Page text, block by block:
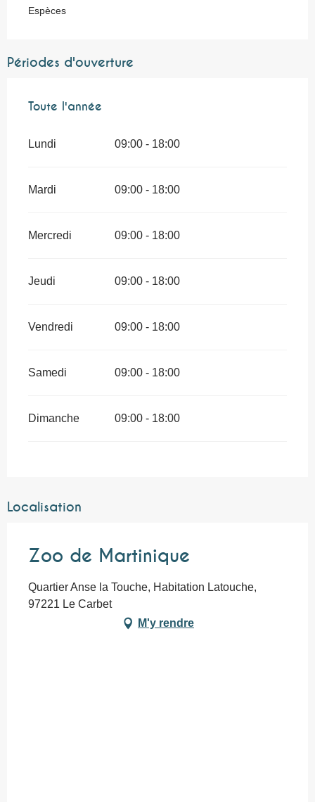
Espèces
Périodes d'ouverture
Toute l'année
Toute l'année
Lundi 09:00 - 18:00
Mardi 09:00 - 18:00
Mercredi 09:00 - 18:00
Jeudi 09:00 - 18:00
Vendredi 09:00 - 18:00
Samedi 09:00 - 18:00
Dimanche 09:00 - 18:00
Localisation
Zoo de Martinique
Quartier Anse la Touche, Habitation Latouche,
97221 Le Carbet
M'y rendre